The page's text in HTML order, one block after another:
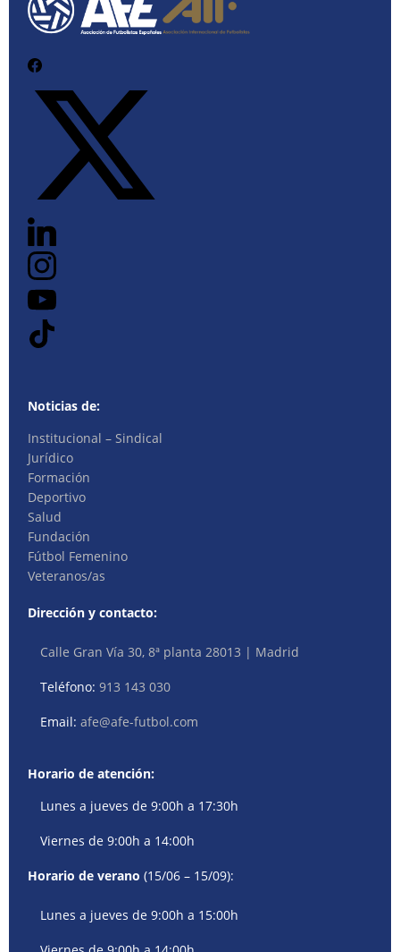
Noticias de:
Institucional – Sindical
Jurídico
Formación
Deportivo
Salud
Fundación
Fútbol Femenino
Veteranos/as
Dirección y contacto:
Calle Gran Vía 30, 8ª planta 28013 | Madrid
Teléfono:913 143 030
Email:afe@afe-futbol.com
Horario de atención:
Lunes a jueves de 9:00h a 17:30h
Viernes de 9:00h a 14:00h
Horario de verano (15/06 – 15/09):
Lunes a jueves de 9:00h a 15:00h